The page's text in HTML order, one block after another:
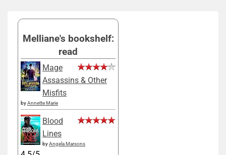
Melliane's bookshelf:
read
Mage
Assassins & Other
Misfits
byAnnette Marie
Blood
Lines
byAngela Marsons